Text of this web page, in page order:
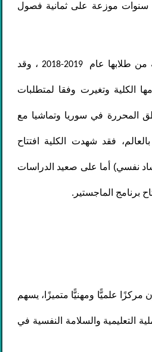
سنوات موزعة على ثمانية فصول
من طلابها عام2018-2019 ، وقد
الكلية وتغيرت وفقا لمتطلبات
المحررة في سوريا وتماشيا مع
فقد شهدت الكلية افتتاح
نفسي) أما على صعيد الدراسات
برنامج الماجستير.
مركزًا علميًّا ومهنيًّا متميزًا، يسهم
التعليمية والسلامة النفسية في